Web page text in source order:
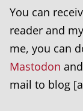
You can
reader and my
me, you can
Mastodon and
mail to blog